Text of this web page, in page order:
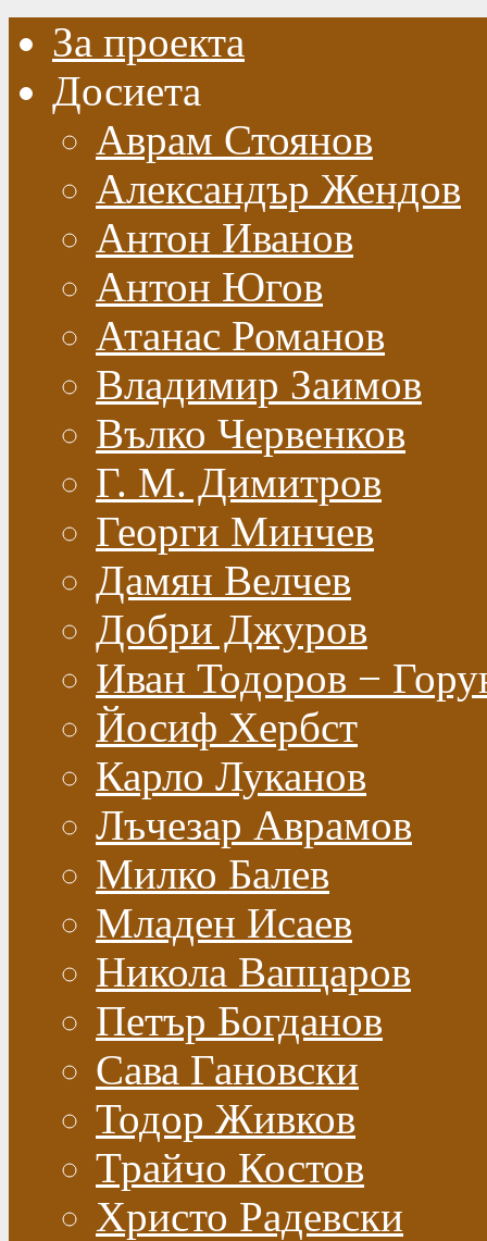
За проекта
Досиета
Аврам Стоянов
Александър Жендов
Антон Иванов
Антон Югов
Атанас Романов
Владимир Заимов
Вълко Червенков
Г. М. Димитров
Георги Минчев
Дамян Велчев
Добри Джуров
Иван Тодоров −
Йосиф Хербст
Карло Луканов
Лъчезар Аврамов
Милко Балев
Младен Исаев
Никола Вапцаров
Петър Богданов
Сава Гановски
Тодор Живков
Трайчо Костов
Христо Радевски